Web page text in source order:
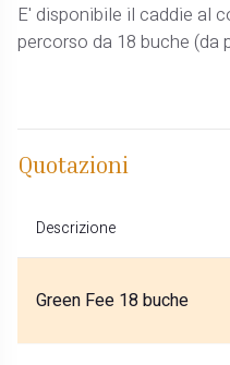
E' disponibile il caddie al
percorso da 18 buche (da
Quotazioni
Descrizione
Green Fee 18 buche